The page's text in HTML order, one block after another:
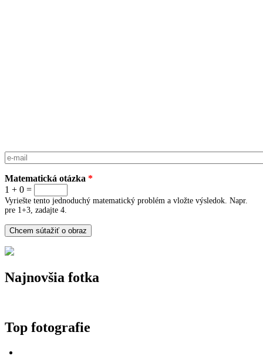
E-mail
Matematická otázka *
1 + 0 =
Vyriešte tento jednoduchý matematický problém a vložte výsledok. Napr.
pre 1+3, zadajte 4.
Najnovšia fotka
Top fotografie